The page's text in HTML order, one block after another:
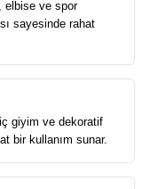
elbise ve spor
sayesinde rahat
giyim ve dekoratif
bir kullanım sunar.